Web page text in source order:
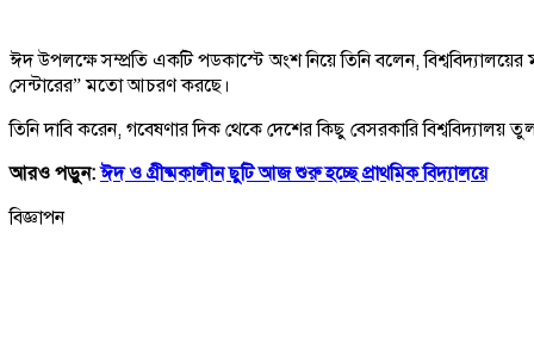
ঈদ উপলক্ষে সম্প্রতি একটি পডকাস্টে অংশ নিয়ে তিনি বলেন,
সেন্টারের” মতো আচরণ করছে।
তিনি দাবি করেন, গবেষণার দিক থেকে দেশের কিছু বেসরকারি বিশ্ববিদ্যালয়
আরও পড়ুন:ঈদ ও গ্রীষ্মকালীন ছুটি আজ শুরু হচ্ছে প্রাথমিক বিদ্যালয়ে
বিজ্ঞাপন